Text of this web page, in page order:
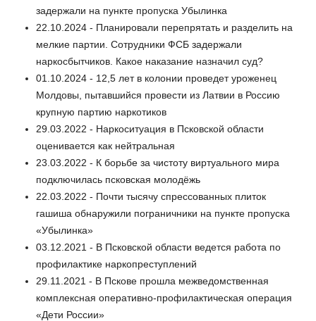
задержали на пункте пропуска Убылинка
22.10.2024 - Планировали перепрятать и разделить на
мелкие партии. Сотрудники ФСБ задержали
наркосбытчиков. Какое наказание назначил суд?
01.10.2024 - 12,5 лет в колонии проведет уроженец
Молдовы, пытавшийся провести из Латвии в Россию
крупную партию наркотиков
29.03.2022 - Наркоситуация в Псковской области
оценивается как нейтральная
23.03.2022 - К борьбе за чистоту виртуального мира
подключилась псковская молодёжь
22.03.2022 - Почти тысячу спрессованных плиток
гашиша обнаружили пограничники на пункте пропуска
«Убылинка»
03.12.2021 - В Псковской области ведется работа по
профилактике наркопреступлений
29.11.2021 - В Пскове прошла межведомственная
комплексная оперативно-профилактическая операция
«Дети России»